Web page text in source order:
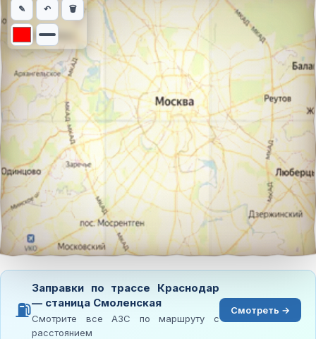
✎ ↶ 🗑
⛽
Заправки по трассе Краснодар
— станица Смоленская
Смотрите все АЗС по маршруту с
расстоянием
Смотреть →